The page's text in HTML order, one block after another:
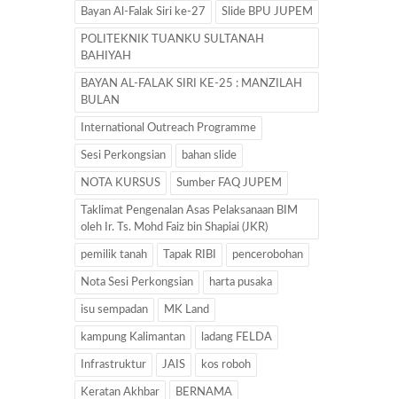
Bayan Al-Falak Siri ke-27 Slide BPU JUPEM
POLITEKNIK TUANKU SULTANAH
BAHIYAH
BAYAN AL-FALAK SIRI KE-25 : MANZILAH
BULAN
International Outreach Programme
Sesi Perkongsian bahan slide
NOTA KURSUS Sumber FAQ JUPEM
Taklimat Pengenalan Asas Pelaksanaan BIM
oleh Ir. Ts. Mohd Faiz bin Shapiai (JKR)
pemilik tanah Tapak RIBI pencerobohan
Nota Sesi Perkongsian harta pusaka
isu sempadan MK Land
kampung Kalimantan ladang FELDA
Infrastruktur JAIS kos roboh
Keratan Akhbar BERNAMA